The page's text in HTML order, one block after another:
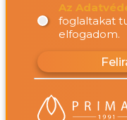
Az
foglaltakat
elfogadom.